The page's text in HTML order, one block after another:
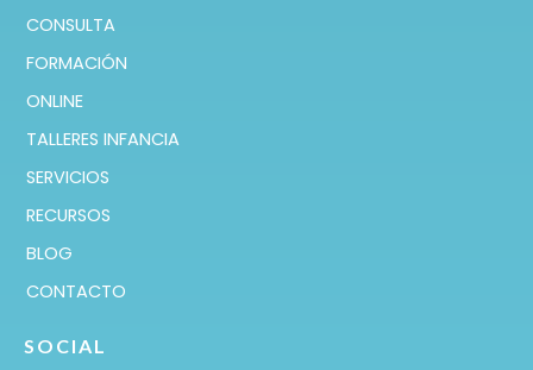
CONSULTA
FORMACIÓN
ONLINE
TALLERES INFANCIA
SERVICIOS
RECURSOS
BLOG
CONTACTO
SOCIAL